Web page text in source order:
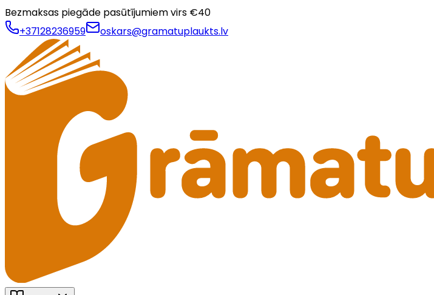
Bezmaksas piegāde pasūtījumiem virs €40
+37128236959
oskars@gramatuplaukts.lv